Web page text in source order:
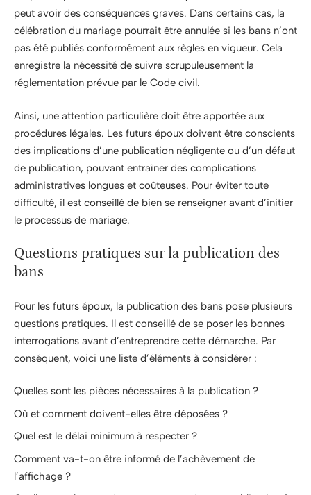
peut avoir des conséquences graves. Dans certains cas, la
célébration du mariage pourrait être annulée si les bans n’ont
pas été publiés conformément aux règles en vigueur. Cela
enregistre la nécessité de suivre scrupuleusement la
réglementation prévue par le Code civil.
Ainsi, une attention particulière doit être apportée aux
procédures légales. Les futurs époux doivent être conscients
des implications d’une publication négligente ou d’un défaut
de publication, pouvant entraîner des complications
administratives longues et coûteuses. Pour éviter toute
difficulté, il est conseillé de bien se renseigner avant d’initier
le processus de mariage.
Questions pratiques sur la publication des
bans
Pour les futurs époux, la publication des bans pose plusieurs
questions pratiques. Il est conseillé de se poser les bonnes
interrogations avant d’entreprendre cette démarche. Par
conséquent, voici une liste d’éléments à considérer :
Quelles sont les pièces nécessaires à la publication ?
Où et comment doivent-elles être déposées ?
Quel est le délai minimum à respecter ?
Comment va-t-on être informé de l’achèvement de
l’affichage ?